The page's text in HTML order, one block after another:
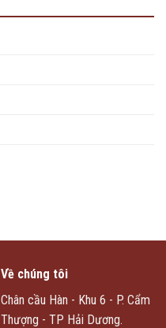
Về chúng tôi
Chân cầu Hàn - Khu 6 - P. Cẩm
Thượng - TP Hải Dương.